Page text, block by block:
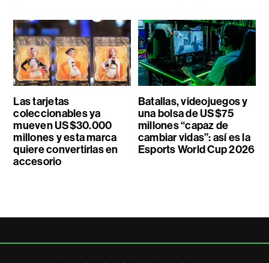
Las tarjetas
coleccionables ya
mueven US$30.000
millones y esta marca
quiere convertirlas en
accesorio
Batallas, videojuegos y
una bolsa de US$75
millones “capaz de
cambiar vidas”: así es la
Esports World Cup 2026